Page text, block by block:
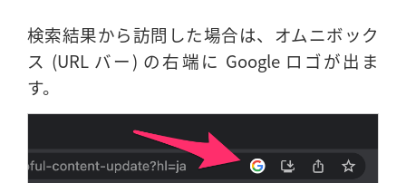
検索結果から訪問した場合は、オムニボック
ス (URL バー) の右端に Google ロゴが出ま
す。